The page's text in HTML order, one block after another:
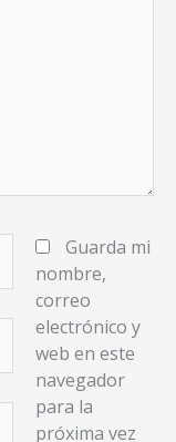
Guarda mi
nombre,
correo
electrónico y
web en este
navegador
para la
próxima vez